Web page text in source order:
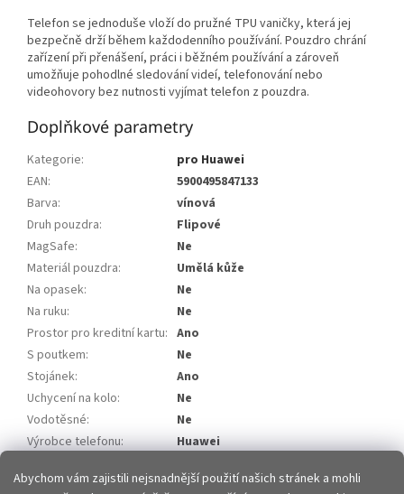
Abychom vám zajistili nejsnadnější použití našich stránek a mohli
Telefon se jednoduše vloží do pružné TPU vaničky, která jej
bezpečně drží během každodenního používání. Pouzdro chrání
zařízení při přenášení, práci i běžném používání a zároveň
umožňuje pohodlné sledování videí, telefonování nebo
videohovory bez nutnosti vyjímat telefon z pouzdra.
Doplňkové parametry
Kategorie:
pro Huawei
EAN:
5900495847133
Barva:
vínová
Druh pouzdra:
Flipové
MagSafe:
Ne
Materiál pouzdra:
Umělá kůže
Na opasek:
Ne
Na ruku:
Ne
Prostor pro kreditní kartu: Ano
S poutkem:
Ne
Stojánek:
Ano
Uchycení na kolo:
Ne
Vodotěsné:
Ne
Výrobce telefonu:
Huawei